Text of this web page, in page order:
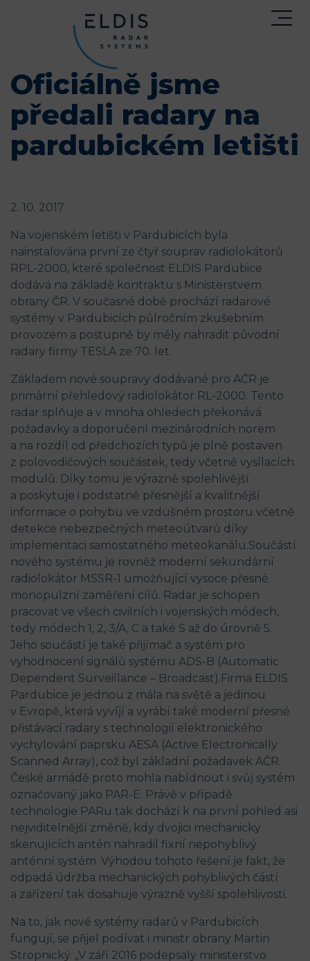
Oficiálně jsme
předali radary na
pardubickém letišti
2. 10. 2017
Na vojenském letišti v Pardubicích byla
nainstalována první ze čtyř souprav radiolokátorů
RPL-2000, které společnost ELDIS Pardubice
dodává na základě kontraktu s Ministerstvem
obrany ČR. V současné době prochází radarové
systémy v Pardubicích půlročním zkušebním
provozem a postupně by měly nahradit původní
radary firmy TESLA ze 70. let.
Základem nové soupravy dodávané pro AČR je
primární přehledový radiolokátor RL-2000. Tento
radar splňuje a v mnoha ohledech překonává
požadavky a doporučení mezinárodních norem
a na rozdíl od předchozích typů je plně postaven
z polovodičových součástek, tedy včetně vysílacích
modulů. Díky tomu je výrazně spolehlivější
a poskytuje i podstatně přesnější a kvalitnější
informace o pohybu ve vzdušném prostoru včetně
detekce nebezpečných meteoútvarů díky
implementaci samostatného meteokanálu.Součástí
nového systému je rovněž moderní sekundární
radiolokátor MSSR-1 umožňující vysoce přesné
monopulzní zaměření cílů. Radar je schopen
pracovat ve všech civilních i vojenských módech,
tedy módech 1, 2, 3/A, C a také S až do úrovně 5.
Jeho součástí je také přijímač a systém pro
vyhodnocení signálů systému ADS-B (Automatic
Dependent Surveillance – Broadcast).Firma ELDIS
Pardubice je jednou z mála na světě a jedinou
v Evropě, která vyvíjí a vyrábí také moderní přesné
přistávací radary s technologií elektronického
vychylování paprsku AESA (Active Electronically
Scanned Array), což byl základní požadavek AČR.
České armádě proto mohla nabídnout i svůj systém
označovaný jako PAR-E. Právě v případě
technologie PARu tak dochází k na první pohled asi
nejviditelnější změně, kdy dvojici mechanicky
skenujících antén nahradil fixní nepohyblivý
anténní systém. Výhodou tohoto řešení je fakt, že
odpadá údržba mechanických pohyblivých částí
a zařízení tak dosahuje výrazně vyšší spolehlivosti.
Na to, jak nové systémy radarů v Pardubicích
fungují, se přijel podívat i ministr obrany Martin
Stropnický. „V září 2016 podepsaly ministerstvo